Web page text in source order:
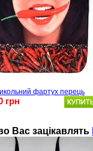
фартух перець
грн
Ваc зацікавлять